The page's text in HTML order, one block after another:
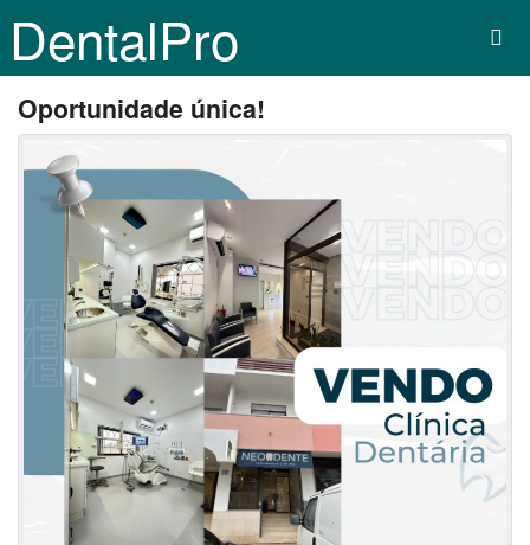
DentalPro
Oportunidade única!